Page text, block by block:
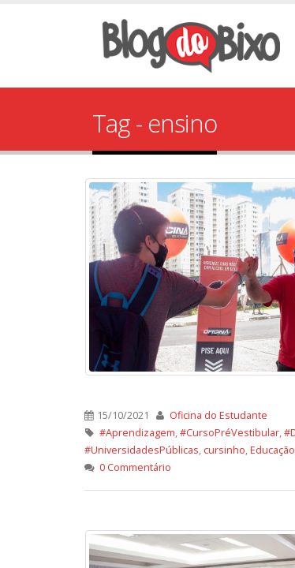
Tag - ensino
15/10/2021
Oficina do Estudante
#Aprendizagem,#CursoPréVestibular,
#UniversidadesPúblicas, cursinho,Educação
0 Commentário